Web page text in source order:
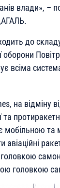
влади», –
до
оборони
всіма
, на відміну
та
мобільною та
авіаційні
головкою